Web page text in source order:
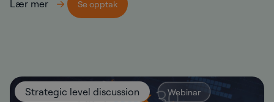
Lær mer Se opptak
Strategic level discussion Webinar